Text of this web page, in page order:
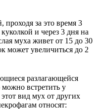
проходя за это время 3
и через 3 дня на
муха живет от 15 до 30
может увеличиться до 2
разлагающейся
встретить у
вид мух от других
относят: